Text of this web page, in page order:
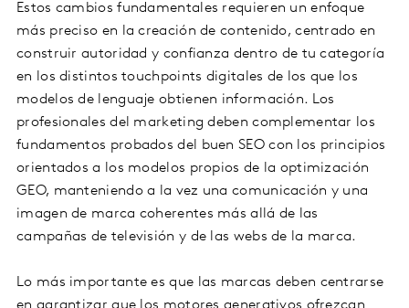
Estos cambios fundamentales requieren un enfoque
más preciso en la creación de contenido, centrado en
construir autoridad y confianza dentro de tu categoría
en los distintos touchpoints digitales de los que los
modelos de lenguaje obtienen información. Los
profesionales del marketing deben complementar los
fundamentos probados del buen SEO con los principios
orientados a los modelos propios de la optimización
GEO, manteniendo a la vez una comunicación y una
imagen de marca coherentes más allá de las
campañas de televisión y de las webs de la marca.
Lo más importante es que las marcas deben centrarse